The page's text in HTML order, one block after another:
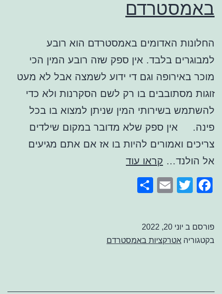
באמסטרדם
החלונות האדומים באמסטרדם הוא רובע
למבוגרים בלבד. אין ספק שזה רובע המין הכי
מוכר באירופה וגם די ידוע לשמצה אבל לא מעט
זוגות מסתובבים בו רק לשם הסקרנות ולא כדי
להשתמש בשירותי המין שניתן למצוא בו בכל
פינה. אין ספק שלא מדובר במקום שילדים
צריכים ואמורים להיות בו אז אם אתם מגיעים
אל הולנד… קראו עודהחלונות
Facebook
Twitter
Email
פורסם ב יוני 20, 2022
בקטגוריה אטרקציות באמסטרדם